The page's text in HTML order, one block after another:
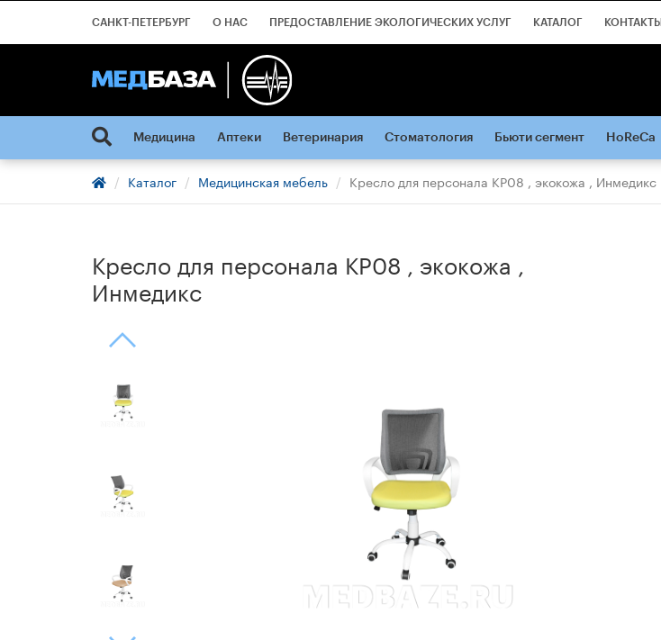
САНКТ-ПЕТЕРБУРГ О НАС ПРЕДОСТАВЛЕНИЕ ЭКОЛОГИЧЕСКИХ УСЛУГ КАТАЛОГ КОНТАКТЫ
Медицина Аптеки Ветеринария Стоматология Бьюти сегмент HoReCa
Каталог Медицинская мебель Кресло для персонала КР08 , экокожа , Инмедикс
Кресло для персонала КР08 , экокожа ,
Инмедикс